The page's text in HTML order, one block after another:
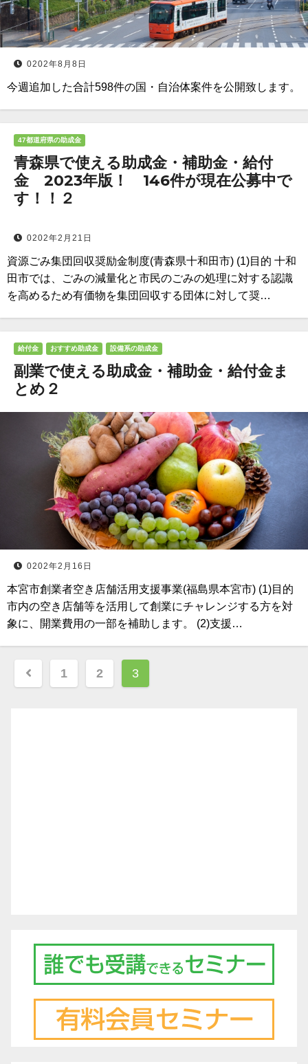
0202年8月8日
今週追加した合計598件の国・自治体案件を公開致します。
47都道府県の助成金
青森県で使える助成金・補助金・給付
金 2023年版！ 146件が現在公募中で
す！！２
0202年2月21日
資源ごみ集団回収奨励金制度(青森県十和田市) (1)目的 十和
田市では、ごみの減量化と市民のごみの処理に対する認識
を高めるため有価物を集団回収する団体に対して奨…
給付金 おすすめ助成金 設備系の助成金
副業で使える助成金・補助金・給付金ま
とめ２
0202年2月16日
本宮市創業者空き店舗活用支援事業(福島県本宮市) (1)目的
市内の空き店舗等を活用して創業にチャレンジする方を対
象に、開業費用の一部を補助します。 (2)支援…
稿
1 2 3